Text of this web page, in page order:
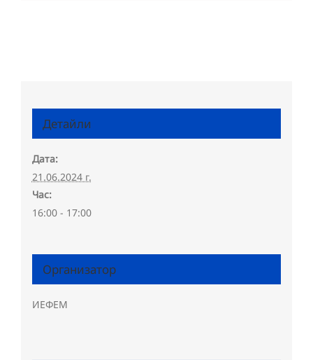
Детайли
Дата:
21.06.2024 г.
Час:
16:00 - 17:00
Организатор
ИЕФЕМ